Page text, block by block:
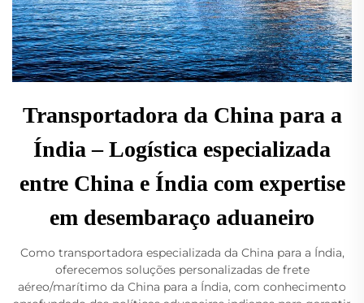
Transportadora da China para a
Índia – Logística especializada
entre China e Índia com expertise
em desembaraço aduaneiro
Como transportadora especializada da China para a Índia,
oferecemos soluções personalizadas de frete
aéreo/marítimo da China para a Índia, com conhecimento